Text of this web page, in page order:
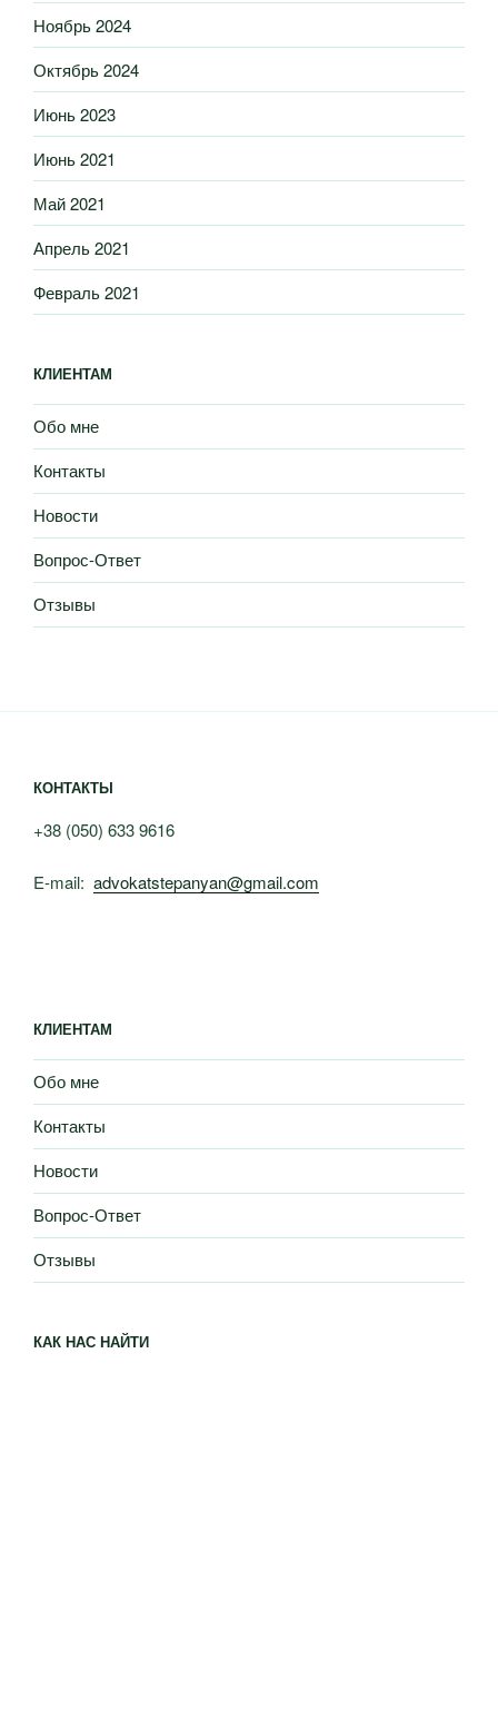
Ноябрь 2024
Октябрь 2024
Июнь 2023
Июнь 2021
Май 2021
Апрель 2021
Февраль 2021
КЛИЕНТАМ
Обо мне
Контакты
Новости
Вопрос-Ответ
Отзывы
КОНТАКТЫ
+38 (050) 633 9616
E-mail: advokatstepanyan@gmail.com
КЛИЕНТАМ
Обо мне
Контакты
Новости
Вопрос-Ответ
Отзывы
КАК НАС НАЙТИ